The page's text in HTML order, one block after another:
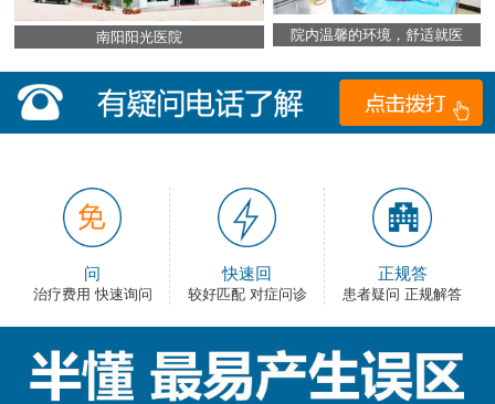
南阳阳光医院 院内温馨的环境，舒适就医
问
治疗费用 快速询问
快速回
较好匹配 对症问诊
正规答
患者疑问 正规解答